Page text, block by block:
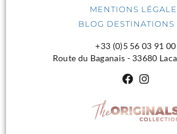
MENTIONS
BLOG DESTINATIONS
+33 (0)5 56 03 91 00
Route du Baganais - 33680